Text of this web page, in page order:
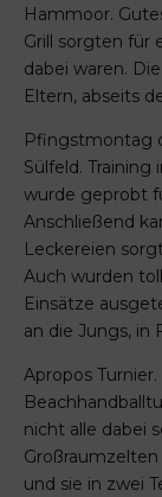
Hammoor.
Grill sorgten für
dabei waren.
Eltern, abseits
Pfingstmontag
Sülfeld.
wurde geprobt
Anschließend
Leckereien
Auch wurden
Einsätze
an die Jungs, in
Apropos
nicht alle dabei
und sie in zwei